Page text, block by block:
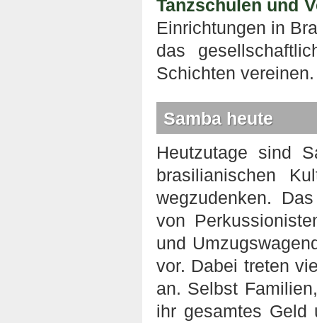
Tanzschulen und
Einrichtungen in
das
Schichten vereinen.
Samba heute
Heutzutage sind
brasilianischen
wegzudenken.
von
und
vor. Dabei treten
an. Selbst
ihr gesamtes Geld